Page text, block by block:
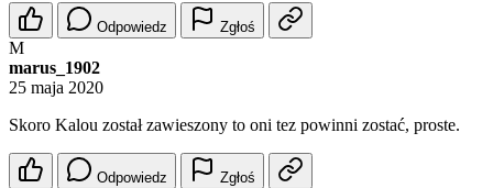
Odpowiedz Zgłoś
M
marus_1902
25 maja 2020
Skoro Kalou został zawieszony to oni tez powinni zostać, proste.
Odpowiedz Zgłoś